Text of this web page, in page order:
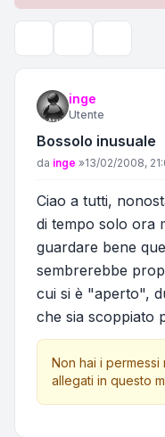
inge
Utente
Bossolo inusuale
Messaggio
da inge »13/02/2008,
Ciao a tutti,
di tempo solo ora
guardare bene
sembrerebbe
cui si è "aperto",
che sia scoppiato
Non hai i
allegati in questo